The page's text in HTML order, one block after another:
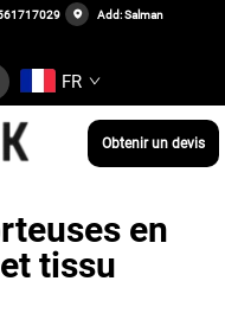
Add: Salman
FR
Obtenir un devis
en
tissu